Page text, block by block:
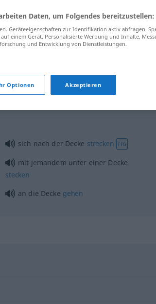
DeckeTischdecke
DeckeBettdecke, Wolldecke
DeckeZimmerdecke
sich nach der Decke strecken FIG
mit jemandem unter einer Decke
stecken
an die Decke gehen
Daten, um Folgendes bereitzustellen:
Geräteeigenschaften zur Identifikation aktiv abfragen.
einem Gerät. Personalisierte Werbung und Inhalte,
und Entwicklung von Dienstleistungen.
Optionen Akzeptieren